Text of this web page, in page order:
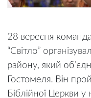
28 вересня
“Світло”
району, який
Гостомеля. Він
Біблійної Церкви